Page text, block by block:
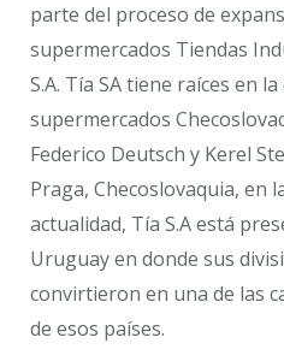
parte del proceso de
supermercados Tiendas
S.A. Tía SA tiene raíces en
supermercados
Federico Deutsch y Kerel
Praga, Checoslovaquia, en
actualidad, Tía S.A está
Uruguay en donde sus
convirtieron en una de las
de esos países.